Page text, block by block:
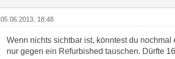
05.06.2013, 18:48
Wenn nichts sichtbar ist, könntest du
nur gegen ein Refurbished tauschen. Dürfte